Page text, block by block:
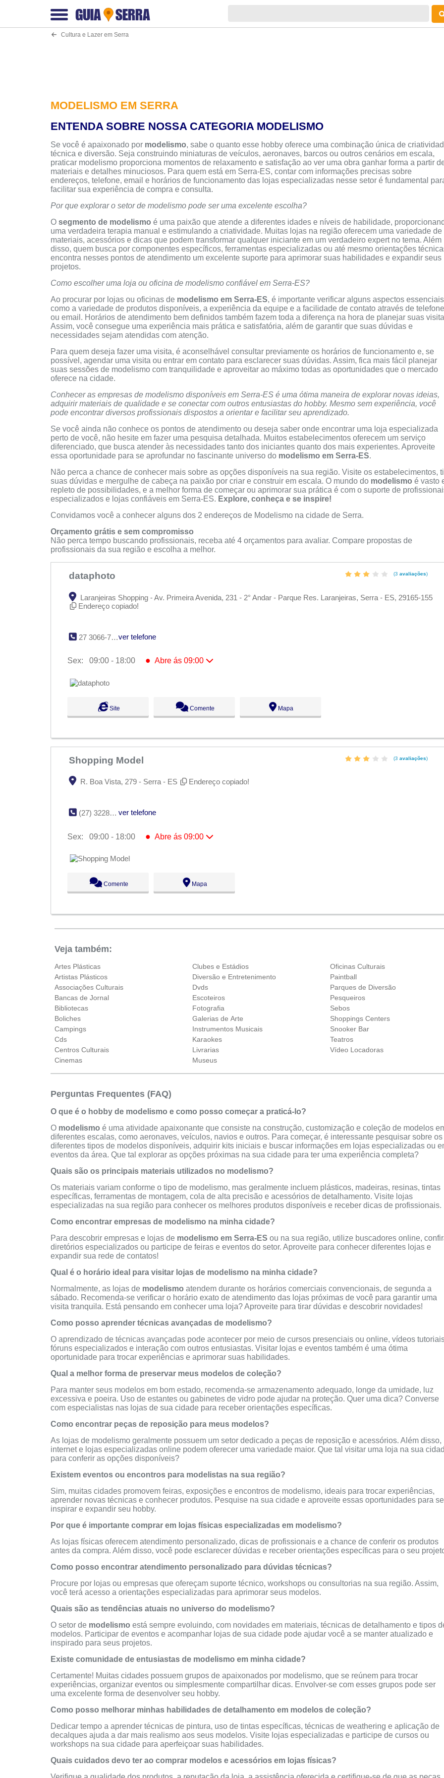
GUIA SERRA
Cultura e Lazer em Serra
MODELISMO EM SERRA
ENTENDA SOBRE NOSSA CATEGORIA MODELISMO
Se você é apaixonado por modelismo, sabe o quanto esse hobby oferece uma combinação única de
técnica e diversão. Seja construindo miniaturas de veículos, aeronaves, barcos ou outros cenários em escala,
praticar modelismo proporciona momentos de relaxamento e satisfação ao ver uma obra ganhar forma a partir
materiais e detalhes minuciosos. Para quem está em Serra-ES, contar com informações precisas sobre
endereços, telefone, email e horários de funcionamento das lojas especializadas nesse setor é fundamental
facilitar sua experiência de compra e consulta.
Por que explorar o setor de modelismo pode ser uma excelente escolha?
O segmento de modelismo é uma paixão que atende a diferentes idades e níveis de habilidade,
uma verdadeira terapia manual e estimulando a criatividade. Muitas lojas na região oferecem uma variedade de
materiais, acessórios e dicas que podem transformar qualquer iniciante em um verdadeiro expert no tema. Além
disso, quem busca por componentes específicos, ferramentas especializadas ou até mesmo orientações
encontra nesses pontos de atendimento um excelente suporte para aprimorar suas habilidades e expandir seus
projetos.
Como escolher uma loja ou oficina de modelismo confiável em Serra-ES?
Ao procurar por lojas ou oficinas de modelismo em Serra-ES, é importante verificar alguns aspectos
como a variedade de produtos disponíveis, a experiência da equipe e a facilidade de contato através de telefone
ou email. Horários de atendimento bem definidos também fazem toda a diferença na hora de planejar suas
Assim, você consegue uma experiência mais prática e satisfatória, além de garantir que suas dúvidas e
necessidades sejam atendidas com atenção.
Para quem deseja fazer uma visita, é aconselhável consultar previamente os horários de funcionamento e, se
possível, agendar uma visita ou entrar em contato para esclarecer suas dúvidas. Assim, fica mais fácil planejar
suas sessões de modelismo com tranquilidade e aproveitar ao máximo todas as oportunidades que o mercado
oferece na cidade.
Conhecer as empresas de modelismo disponíveis em Serra-ES é uma ótima maneira de explorar novas ideias,
adquirir materiais de qualidade e se conectar com outros entusiastas do hobby. Mesmo sem experiência, você
pode encontrar diversos profissionais dispostos a orientar e facilitar seu aprendizado.
Se você ainda não conhece os pontos de atendimento ou deseja saber onde encontrar uma loja especializada
perto de você, não hesite em fazer uma pesquisa detalhada. Muitos estabelecimentos oferecem um serviço
diferenciado, que busca atender às necessidades tanto dos iniciantes quanto dos mais experientes. Aproveite
essa oportunidade para se aprofundar no fascinante universo do modelismo em Serra-ES.
Não perca a chance de conhecer mais sobre as opções disponíveis na sua região. Visite os estabelecimentos,
suas dúvidas e mergulhe de cabeça na paixão por criar e construir em escala. O mundo do modelismo é vasto
repleto de possibilidades, e a melhor forma de começar ou aprimorar sua prática é com o suporte de
especializados e lojas confiáveis em Serra-ES. Explore, conheça e se inspire!
Convidamos você a conhecer alguns dos 2 endereços de Modelismo na cidade de Serra.
Orçamento grátis e sem compromisso
Não perca tempo buscando profissionais, receba até 4 orçamentos para avaliar. Compare propostas de
profissionais da sua região e escolha a melhor.
dataphoto (3 avaliações)
Laranjeiras Shopping - Av. Primeira Avenida, 231 - 2° Andar - Parque Res. Laranjeiras, Serra - ES, 29165-155
Endereço copiado!
27 3066-7740 ver telefone
Sex: 09:00 - 18:00 ● Abre ás 09:00
Seg:
Ter:
09:00 - 18:00
09:00 - 18:00
09:00 - 18:00
Abre ás 09:00
Site Comente Mapa
Shopping Model (3 avaliações)
R. Boa Vista, 279 - Serra - ES Endereço copiado!
(27) 3228-1748 ver telefone
Sex: 09:00 - 18:00 ● Abre ás 09:00
Seg:
Ter:
09:00 - 18:00
09:00 - 18:00
09:00 - 18:00
Abre ás 09:00
Comente Mapa
Veja também:
Artes Plásticas
Artistas Plásticos
Associações Culturais
Bancas de Jornal
Bibliotecas
Boliches
Campings
Cds
Centros Culturais
Cinemas
Clubes e Estádios
Diversão e Entretenimento
Dvds
Escoteiros
Fotografia
Galerias de Arte
Instrumentos Musicais
Karaokes
Livrarias
Museus
Oficinas Culturais
Paintball
Parques de Diversão
Pesqueiros
Sebos
Shoppings Centers
Snooker Bar
Teatros
Vídeo Locadoras
Perguntas Frequentes (FAQ)
O que é o hobby de modelismo e como posso começar a praticá-lo?
O modelismo é uma atividade apaixonante que consiste na construção, customização e coleção de modelos
diferentes escalas, como aeronaves, veículos, navios e outros. Para começar, é interessante pesquisar sobre os
diferentes tipos de modelos disponíveis, adquirir kits iniciais e buscar informações em lojas especializadas ou
eventos da área. Que tal explorar as opções próximas na sua cidade para ter uma experiência completa?
Quais são os principais materiais utilizados no modelismo?
Os materiais variam conforme o tipo de modelismo, mas geralmente incluem plásticos, madeiras, resinas, tintas
específicas, ferramentas de montagem, cola de alta precisão e acessórios de detalhamento. Visite lojas
especializadas na sua região para conhecer os melhores produtos disponíveis e receber dicas de profissionais.
Como encontrar empresas de modelismo na minha cidade?
Para descobrir empresas e lojas de modelismo em Serra-ES ou na sua região, utilize buscadores online,
diretórios especializados ou participe de feiras e eventos do setor. Aproveite para conhecer diferentes lojas e
expandir sua rede de contatos!
Qual é o horário ideal para visitar lojas de modelismo na minha cidade?
Normalmente, as lojas de modelismo atendem durante os horários comerciais convencionais, de segunda a
sábado. Recomenda-se verificar o horário exato de atendimento das lojas próximas de você para garantir uma
visita tranquila. Está pensando em conhecer uma loja? Aproveite para tirar dúvidas e descobrir novidades!
Como posso aprender técnicas avançadas de modelismo?
O aprendizado de técnicas avançadas pode acontecer por meio de cursos presenciais ou online, vídeos
fóruns especializados e interação com outros entusiastas. Visitar lojas e eventos também é uma ótima
oportunidade para trocar experiências e aprimorar suas habilidades.
Qual a melhor forma de preservar meus modelos de coleção?
Para manter seus modelos em bom estado, recomenda-se armazenamento adequado, longe da umidade, luz
excessiva e poeira. Uso de estantes ou gabinetes de vidro pode ajudar na proteção. Quer uma dica? Converse
com especialistas nas lojas de sua cidade para receber orientações específicas.
Como encontrar peças de reposição para meus modelos?
As lojas de modelismo geralmente possuem um setor dedicado a peças de reposição e acessórios. Além disso,
internet e lojas especializadas online podem oferecer uma variedade maior. Que tal visitar uma loja na sua
para conferir as opções disponíveis?
Existem eventos ou encontros para modelistas na sua região?
Sim, muitas cidades promovem feiras, exposições e encontros de modelismo, ideais para trocar experiências,
aprender novas técnicas e conhecer produtos. Pesquise na sua cidade e aproveite essas oportunidades para se
inspirar e expandir seu hobby.
Por que é importante comprar em lojas físicas especializadas em modelismo?
As lojas físicas oferecem atendimento personalizado, dicas de profissionais e a chance de conferir os produtos
antes da compra. Além disso, você pode esclarecer dúvidas e receber orientações específicas para o seu
Como posso encontrar atendimento personalizado para dúvidas técnicas?
Procure por lojas ou empresas que ofereçam suporte técnico, workshops ou consultorias na sua região. Assim,
você terá acesso a orientações especializadas para aprimorar seus modelos.
Quais são as tendências atuais no universo do modelismo?
O setor de modelismo está sempre evoluindo, com novidades em materiais, técnicas de detalhamento e tipos
modelos. Participar de eventos e acompanhar lojas de sua cidade pode ajudar você a se manter atualizado e
inspirado para seus projetos.
Existe comunidade de entusiastas de modelismo em minha cidade?
Certamente! Muitas cidades possuem grupos de apaixonados por modelismo, que se reúnem para trocar
experiências, organizar eventos ou simplesmente compartilhar dicas. Envolver-se com esses grupos pode ser
uma excelente forma de desenvolver seu hobby.
Como posso melhorar minhas habilidades de detalhamento em modelos de coleção?
Dedicar tempo a aprender técnicas de pintura, uso de tintas específicas, técnicas de weathering e aplicação de
decalques ajuda a dar mais realismo aos seus modelos. Visite lojas especializadas e participe de cursos ou
workshops na sua cidade para aperfeiçoar suas habilidades.
Quais cuidados devo ter ao comprar modelos e acessórios em lojas físicas?